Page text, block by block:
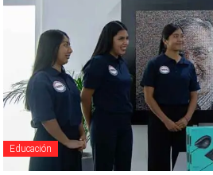
Educación